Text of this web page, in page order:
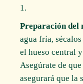
Preparación del
agua fría,
el hueso central
Asegúrate de
asegurará que la